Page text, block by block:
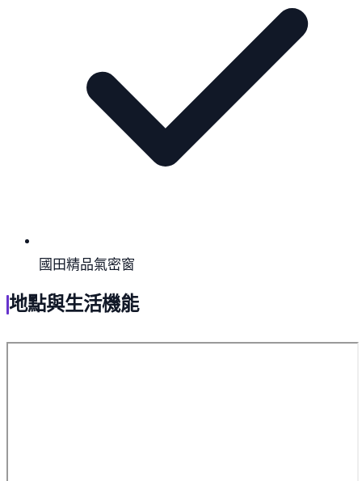
國田精品氣密窗
地點與生活機能